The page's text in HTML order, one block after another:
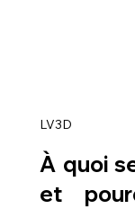
LV3D
À quoi
et